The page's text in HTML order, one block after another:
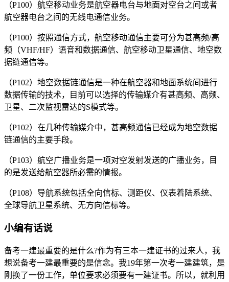
（P100）航空移动业务是航空器电台与地面对空台之间或者
航空器电台之间的无线电通信业务。
（P100）按照通信方式，航空移动通信主要可分为甚高频/高
频（VHF/HF）语音和数据通信、航空移动卫星通信、地空数
据链通信等。
（P102）地空数据链通信是一种在航空器和地面系统间进行
数据传输的技术，目前可以选择的传输媒介有甚高频、高频、
卫星、二次监视雷达的S模式等。
（P102）在几种传输媒介中，甚高频通信已经成为地空数据
链通信的主要手段。
（P103）航空广播业务是一项对空发射发送的广播业务，目
的是发送给航空器所必需的情报。
（P108）导航系统包括全向信标、测距仪、仪表着陆系统、
全球导航卫星系统、无方向信标等。
小编有话说
备考一建最重要的是什么?作为有三本一建证书的过来人，我
想说备考一建最重要的是信念。我19年第一次考一建建筑，是
刚换了一份工作，单位要求必须要有一建证书。所以，就利用